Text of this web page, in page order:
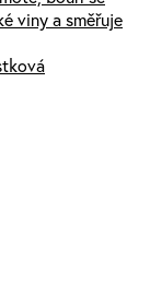
viny a směřuje